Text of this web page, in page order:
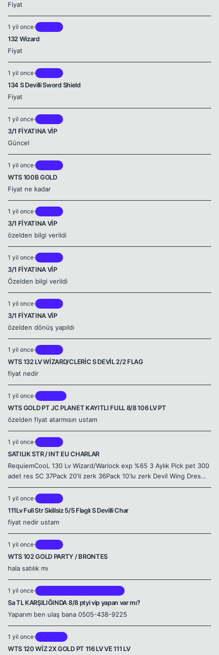
Fiyat
1 yil once·
132 Wizard
Fiyat
1 yil once·
134 S Devilli Sword Shield
Fiyat
1 yil once·
3/1 FİYATINA VİP
Güncel
1 yil once·
WTS 100B GOLD
Fiyat ne kadar
1 yil once·
3/1 FİYATINA VİP
özelden bilgi verildi
1 yil once·
3/1 FİYATINA VİP
Özelden bilgi verildi
1 yil once·
3/1 FİYATINA VİP
özelden dönüş yapıldı
1 yil once·
WTS 132 LV WİZARD/CLERİC S DEVİL 2/2 FLAG
fiyat nedir
1 yil once·
WTS GOLD PT JC PLANET KAYITLI FULL 8/8 106 LV PT
özelden fiyat atarmısın ustam
1 yil once·
SATILIK STR / INT EU CHARLAR
RequiemCooL 130 Lv Wizard/Warlock exp %65 3 Aylık Pick pet 300
adet res SC 37Pack 20'li zerk 36Pack 10'lu zerk Devil Wing Dres
fiyat nedir
1 yil once·
111Lv Full Str Skillsiz 5/5 Flaglı S Devilli Char
fiyat nedir ustam
1 yil once·
WTS 102 GOLD PARTY / BRONTES
hala satılık mı
1 yil once·
Sa TL KARŞILIĞINDA 8/8 ptyi vip yapan var mı?
Yaparım ben ulaş bana 0505-438-9225
1 yil once·
WTS 120 WİZ 2X GOLD PT 116 LV VE 111 LV